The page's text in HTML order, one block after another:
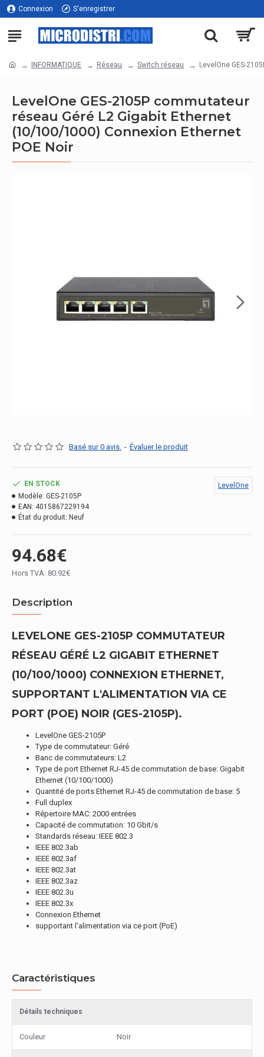
Connexion S'enregistrer
INFORMATIQUE Réseau Switch réseau LevelOne GES-
LevelOne GES-2105P commutateur
réseau Géré L2 Gigabit Ethernet
(10/100/1000) Connexion Ethernet
POE Noir
Basé sur 0 avis. - Évaluer le produit
94.68€
Hors TVA: 80.92€
EN STOCK
Modèle: GES-2105P
EAN: 4015867229194
État du produit: Neuf
LevelOne
Description
LEVELONE GES-2105P COMMUTATEUR
RÉSEAU GÉRÉ L2 GIGABIT ETHERNET
(10/100/1000) CONNEXION ETHERNET,
SUPPORTANT L'ALIMENTATION VIA CE
PORT (POE) NOIR (GES-2105P).
LevelOne GES-2105P
Type de commutateur: Géré
Banc de commutateurs: L2
Type de port Ethernet RJ-45 de commutation de base: Gigabit
Ethernet (10/100/1000)
Quantité de ports Ethernet RJ-45 de commutation de base: 5
Full duplex
Répertoire MAC: 2000 entrées
Capacité de commutation: 10 Gbit/s
Standards réseau: IEEE 802.3
IEEE 802.3ab
IEEE 802.3af
IEEE 802.3at
IEEE 802.3az
IEEE 802.3u
IEEE 802.3x
Connexion Ethernet
supportant l'alimentation via ce port (PoE)
Caractéristiques
Détails techniques
Couleur Noir